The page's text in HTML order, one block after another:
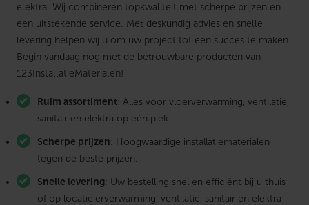
elektra. Wij combineren topkwaliteit met scherpe prijzen en
een uitstekende service. Met deskundig advies en snelle
levering helpen wij u om uw project tot een succes te maken.
Begin vandaag nog met de betrouwbare producten van
123InstallatieMaterialen!
Ruim assortiment: Alles voor vloerverwarming, ventilatie,
sanitair en elektra op één plek.
Scherpe prijzen: Hoogwaardige installatiematerialen
tegen de beste prijzen.
Snelle levering: Uw bestelling snel en efficiënt bij u thuis
of op locatie.erverwarming, ventilatie, sanitair en elektra